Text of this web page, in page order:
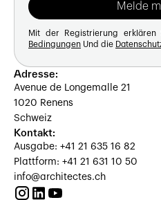
Mit der Registrierung
Bedingungen Und die
Adresse:
Avenue de Longemalle 21
1020 Renens
Schweiz
Kontakt:
Ausgabe: +41 21 635 16 82
Plattform: +41 21 631 10 50
info@architectes.ch